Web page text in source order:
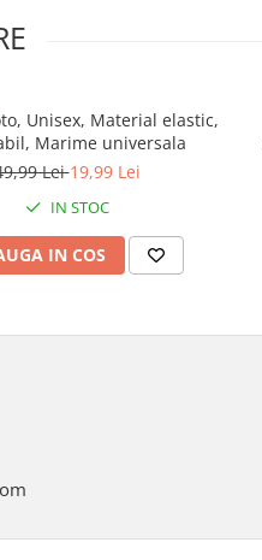
Unisex, Material elastic,
Marime universala
Lei19,99 Lei
IN STOC
IN COS